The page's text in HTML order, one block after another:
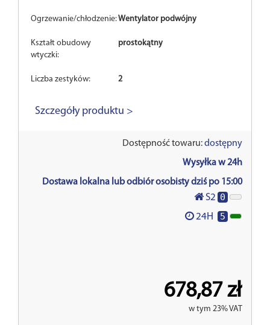
Ogrzewanie/chłodzenie:Wentylator podwójny
Kształt obudowy
wtyczki:
prostokątny
Liczba zestyków: 2
Szczegóły produktu >
Dostępność towaru:dostępny
Wysyłka w 24h
Dostawa lokalna lub odbiór osobisty dziś po 15:00
S2 0
24H 5
678,87 zł
w tym 23% VAT